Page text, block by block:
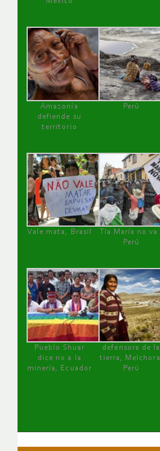
Amazonía
defiende su
territorio
Perú
Vale mata, Brasil
Tía María no va
Perú
Pueblo Shuar
dice no a la
minería, Ecuador
defensora de la
tierra,
Perú